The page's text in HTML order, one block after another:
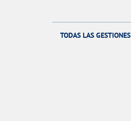
TODAS LAS GESTIONES